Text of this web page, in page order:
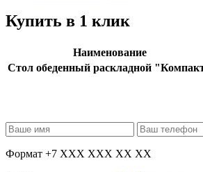
Купить в 1 клик
Наименование
Стол обеденный раскладной
Формат +7 XXX XXX XX XX